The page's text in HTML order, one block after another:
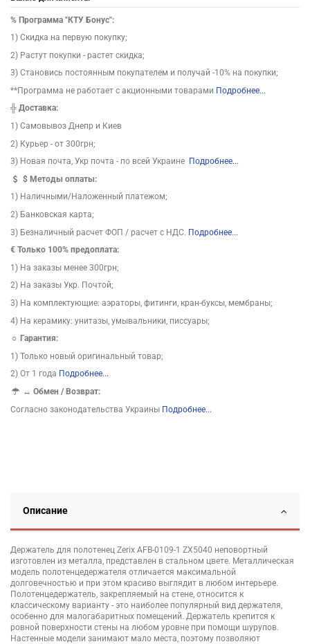
% Программа "КТУ Бонус":
1) Скидка на первую покупку;
2) Растут покупки - растет скидка;
3) Становись постоянным покупателем и получай -10% на покупки;
**Программа не работает с акционными товарами Подробнее...
╬ Доставка:
1) Самовывоз Днепр и Киев
2) Курьер - от 300грн;
3) Новая почта, Укр почта - по всей Украине Подробнее...
$Методы оплаты:
1) Наличными/Наложенный платежом;
2) Банковская карта;
3) Безналичный расчет ФОП / расчет с НДС. Подробнее...
€ Только 100% предоплата:
1) На заказы менее 300грн;
2) На заказы Укр. Почтой;
3) На комплектующие: аэраторы, фитинги, кран-буксы, мембраны;
4) На керамику: унитазы, умывальники, писсуары;
☼ Гарантия:
1) Только новый оригинальный товар;
2) От 1 года Подробнее...
↔Обмен / Возврат:
Согласно законодательства Украины Подробнее...
Описание
Держатель для полотенец Zerix AFB-0109-1 ZX5040 неповортный
изготовлен из металла, представлен в стальном цвете. Металлическая
модель полотенцедержателя отличается максимальной
долговечностью и при этом красиво выглядит в любом интерьере.
Полотенцедержатель, закрепляемый на стене, относится к
классическому варианту - это наиболее популярный вид держателя,
особенно для малогабаритных помещений. Держатель крепится к
ровной поверхности стены на любом уровне при помощи шурупов.
Настенные модели занимают мало места, поэтому позволяют